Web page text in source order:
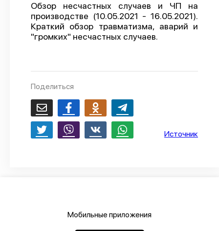
API
О проекте
Политика конфиденциальности
Обзор несчастных случаев и ЧП на
производстве (10.05.2021 - 16.05.2021).
Краткий обзор травматизма, аварий и
"громких" несчастных случаев.
Поделиться
Источник
Мобильные приложения